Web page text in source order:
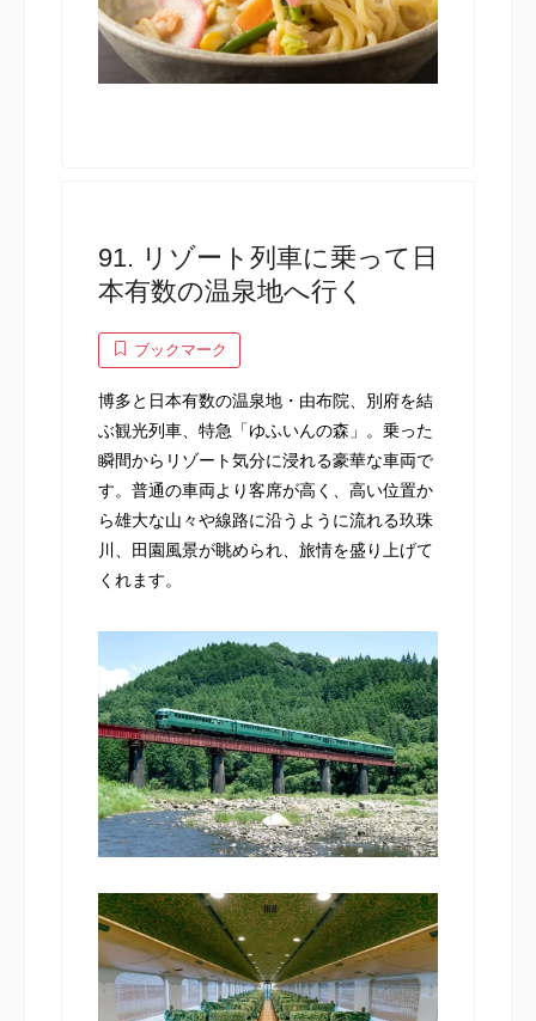
91. リゾート列車に乗って日
本有数の温泉地へ行く
ブックマーク
博多と日本有数の温泉地・由布院、別府を結
ぶ観光列車、特急「ゆふいんの森」。乗った
瞬間からリゾート気分に浸れる豪華な車両で
す。普通の車両より客席が高く、高い位置か
ら雄大な山々や線路に沿うように流れる玖珠
川、田園風景が眺められ、旅情を盛り上げて
くれます。